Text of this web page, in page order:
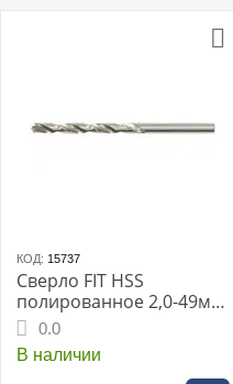
КОД: 15737
Сверло FIT HSS
полированное 2,0-49мм
(10 шт) (33720i)
0.0
В наличии